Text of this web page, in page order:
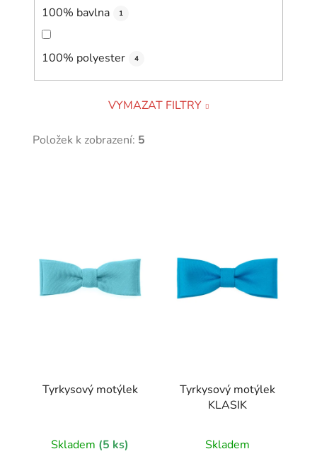
100% bavlna 1
100% polyester 4
VYMAZAT FILTRY
Položek k zobrazení: 5
Tyrkysový motýlek
Skladem (5 ks)
Tyrkysový motýlek
KLASIK
Skladem